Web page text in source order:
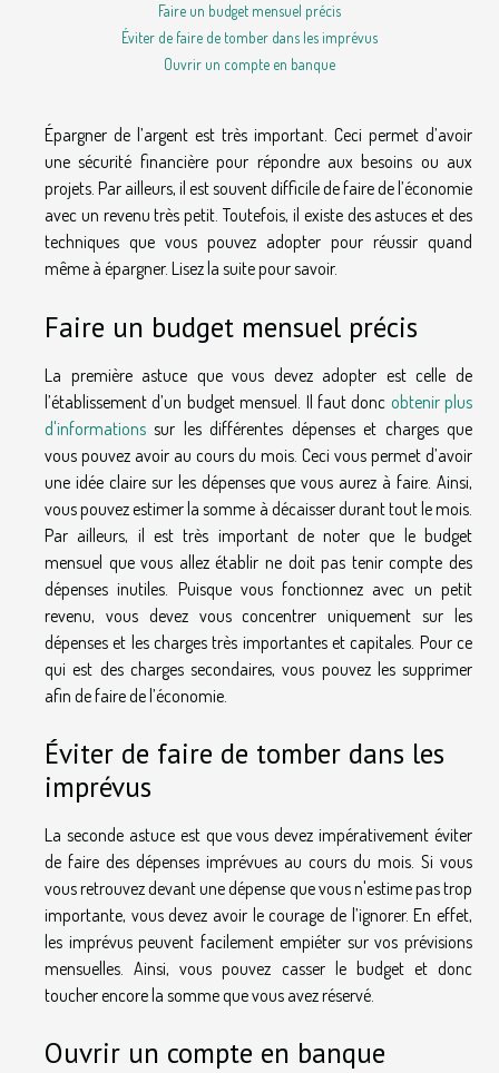
Faire un budget mensuel précis
Éviter de faire de tomber dans les imprévus
Ouvrir un compte en banque
Épargner de l’argent est très important. Ceci permet d’avoir
une sécurité financière pour répondre aux besoins ou aux
projets. Par ailleurs, il est souvent difficile de faire de l’économie
avec un revenu très petit. Toutefois, il existe des astuces et des
techniques que vous pouvez adopter pour réussir quand
même à épargner. Lisez la suite pour savoir.
Faire un budget mensuel précis
La première astuce que vous devez adopter est celle de
l’établissement d’un budget mensuel. Il faut donc obtenir plus
d'informations sur les différentes dépenses et charges que
vous pouvez avoir au cours du mois. Ceci vous permet d’avoir
une idée claire sur les dépenses que vous aurez à faire. Ainsi,
vous pouvez estimer la somme à décaisser durant tout le mois.
Par ailleurs, il est très important de noter que le budget
mensuel que vous allez établir ne doit pas tenir compte des
dépenses inutiles. Puisque vous fonctionnez avec un petit
revenu, vous devez vous concentrer uniquement sur les
dépenses et les charges très importantes et capitales. Pour ce
qui est des charges secondaires, vous pouvez les supprimer
afin de faire de l’économie.
Éviter de faire de tomber dans les
imprévus
La seconde astuce est que vous devez impérativement éviter
de faire des dépenses imprévues au cours du mois. Si vous
vous retrouvez devant une dépense que vous n'estime pas trop
importante, vous devez avoir le courage de l’ignorer. En effet,
les imprévus peuvent facilement empiéter sur vos prévisions
mensuelles. Ainsi, vous pouvez casser le budget et donc
toucher encore la somme que vous avez réservé.
Ouvrir un compte en banque